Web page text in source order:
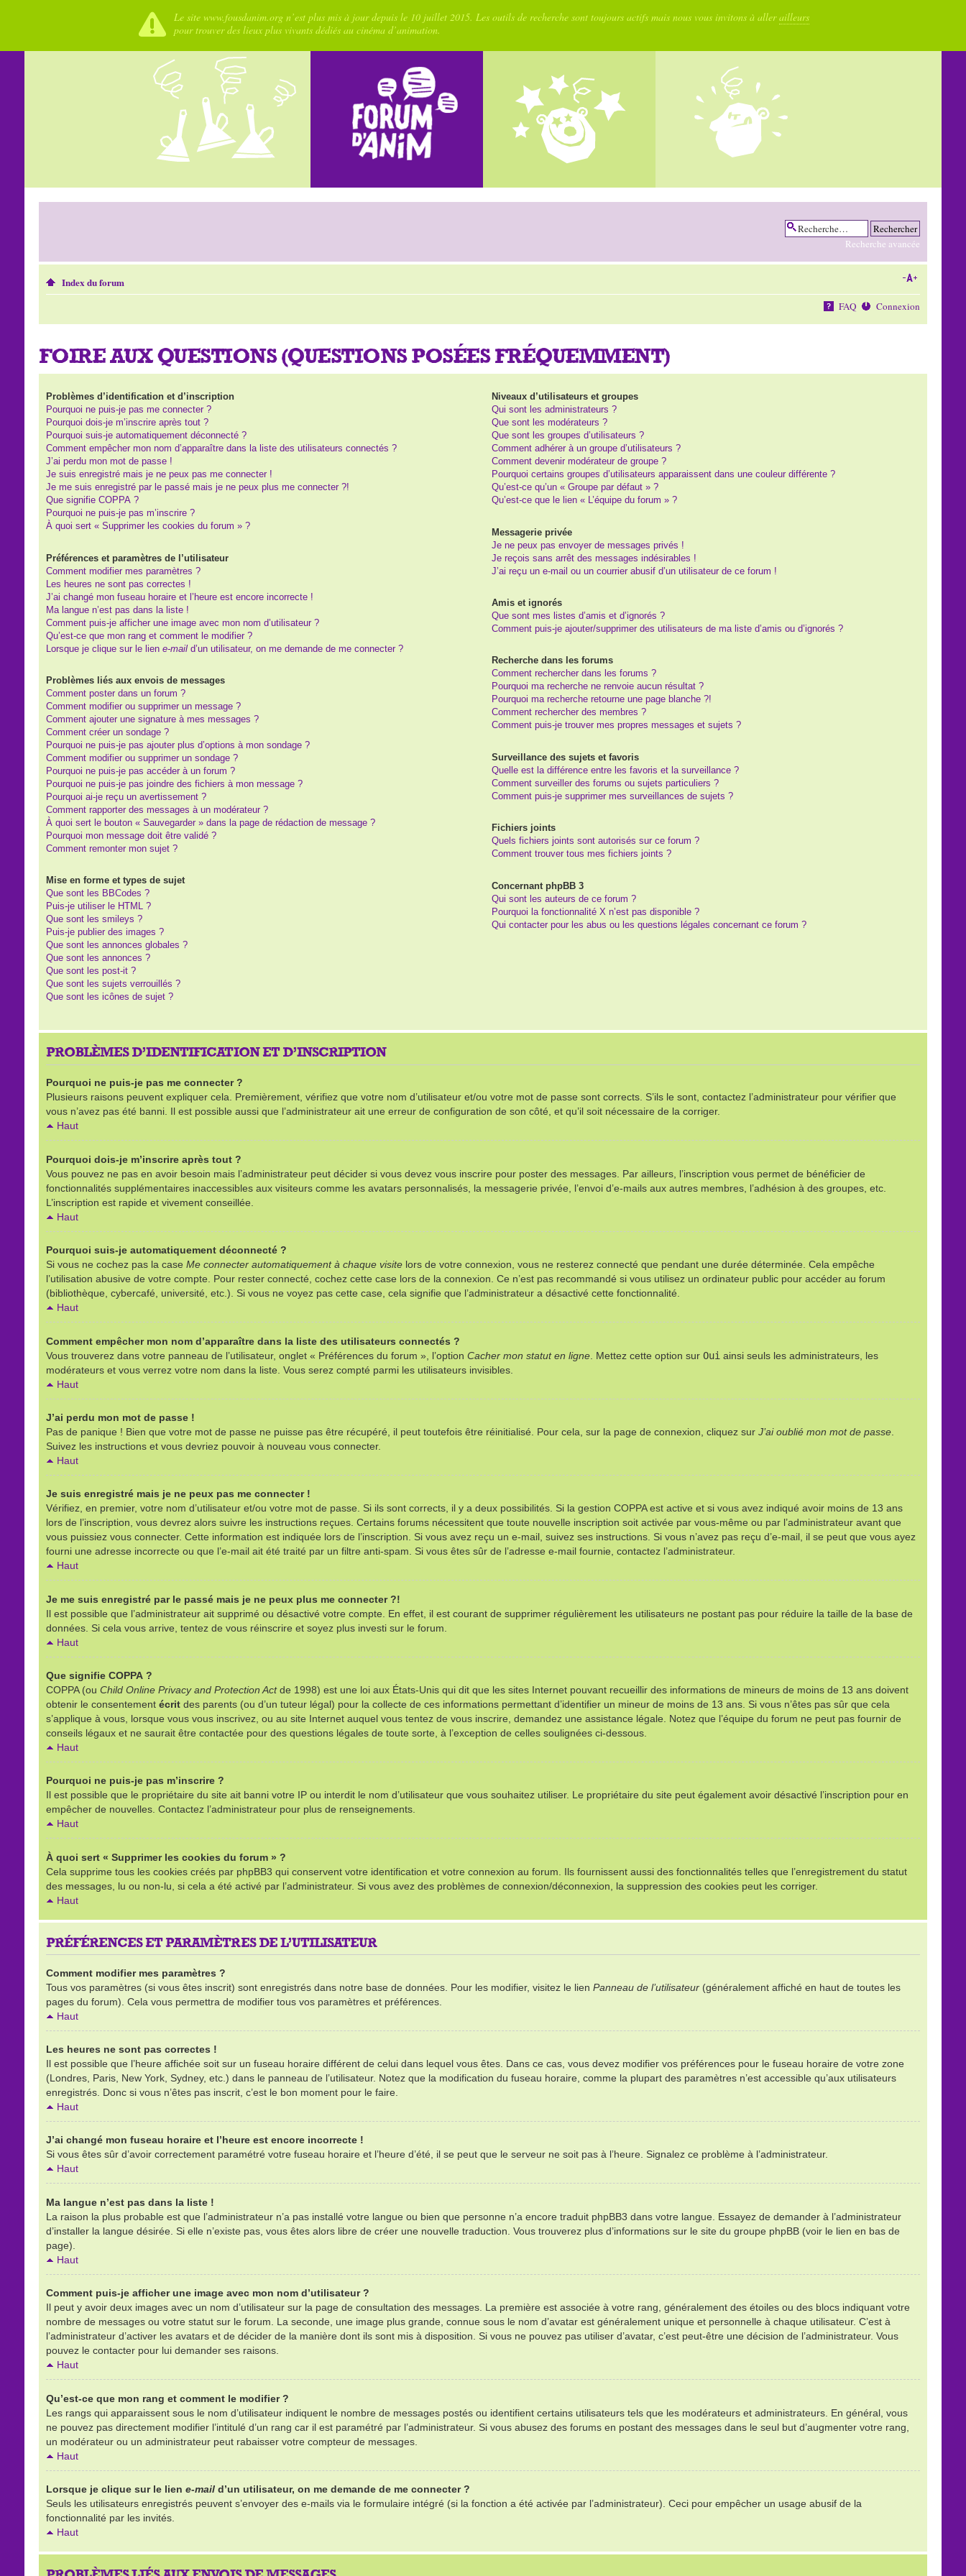
Le site www.fousdanim.org n’est plus mis à jour depuis le 10 juillet 2015. Les outils de recherche sont toujours actifs mais nous vous invitons à allerailleurs
pour trouver des lieux plus vivants dédiés au cinéma d’animation.
Recherche avancée
Index du forum
FAQ Connexion
FOIRE AUX QUESTIONS (QUESTIONS POSÉES FRÉQUEMMENT)
Problèmes d’identification et d’inscription
Pourquoi ne puis-je pas me connecter ?
Pourquoi dois-je m’inscrire après tout ?
Pourquoi suis-je automatiquement déconnecté ?
Comment empêcher mon nom d’apparaître dans la liste des utilisateurs connectés ?
J’ai perdu mon mot de passe !
Je suis enregistré mais je ne peux pas me connecter !
Je me suis enregistré par le passé mais je ne peux plus me connecter ?!
Que signifie COPPA ?
Pourquoi ne puis-je pas m’inscrire ?
À quoi sert « Supprimer les cookies du forum » ?
Préférences et paramètres de l’utilisateur
Comment modifier mes paramètres ?
Les heures ne sont pas correctes !
J’ai changé mon fuseau horaire et l’heure est encore incorrecte !
Ma langue n’est pas dans la liste !
Comment puis-je afficher une image avec mon nom d’utilisateur ?
Qu’est-ce que mon rang et comment le modifier ?
Lorsque je clique sur le lien e-maild’un utilisateur, on me demande de me connecter ?
Problèmes liés aux envois de messages
Comment poster dans un forum ?
Comment modifier ou supprimer un message ?
Comment ajouter une signature à mes messages ?
Comment créer un sondage ?
Pourquoi ne puis-je pas ajouter plus d’options à mon sondage ?
Comment modifier ou supprimer un sondage ?
Pourquoi ne puis-je pas accéder à un forum ?
Pourquoi ne puis-je pas joindre des fichiers à mon message ?
Pourquoi ai-je reçu un avertissement ?
Comment rapporter des messages à un modérateur ?
À quoi sert le bouton « Sauvegarder » dans la page de rédaction de message ?
Pourquoi mon message doit être validé ?
Comment remonter mon sujet ?
Mise en forme et types de sujet
Que sont les BBCodes ?
Puis-je utiliser le HTML ?
Que sont les smileys ?
Puis-je publier des images ?
Que sont les annonces globales ?
Que sont les annonces ?
Que sont les post-it ?
Que sont les sujets verrouillés ?
Que sont les icônes de sujet ?
Niveaux d’utilisateurs et groupes
Qui sont les administrateurs ?
Que sont les modérateurs ?
Que sont les groupes d’utilisateurs ?
Comment adhérer à un groupe d’utilisateurs ?
Comment devenir modérateur de groupe ?
Pourquoi certains groupes d’utilisateurs apparaissent dans une couleur différente ?
Qu’est-ce qu’un « Groupe par défaut » ?
Qu’est-ce que le lien « L’équipe du forum » ?
Messagerie privée
Je ne peux pas envoyer de messages privés !
Je reçois sans arrêt des messages indésirables !
J’ai reçu un e-mail ou un courrier abusif d’un utilisateur de ce forum !
Amis et ignorés
Que sont mes listes d’amis et d’ignorés ?
Comment puis-je ajouter/supprimer des utilisateurs de ma liste d’amis ou d’ignorés ?
Recherche dans les forums
Comment rechercher dans les forums ?
Pourquoi ma recherche ne renvoie aucun résultat ?
Pourquoi ma recherche retourne une page blanche ?!
Comment rechercher des membres ?
Comment puis-je trouver mes propres messages et sujets ?
Surveillance des sujets et favoris
Quelle est la différence entre les favoris et la surveillance ?
Comment surveiller des forums ou sujets particuliers ?
Comment puis-je supprimer mes surveillances de sujets ?
Fichiers joints
Quels fichiers joints sont autorisés sur ce forum ?
Comment trouver tous mes fichiers joints ?
Concernant phpBB 3
Qui sont les auteurs de ce forum ?
Pourquoi la fonctionnalité X n’est pas disponible ?
Qui contacter pour les abus ou les questions légales concernant ce forum ?
PROBLÈMES D’IDENTIFICATION ET D’INSCRIPTION
Pourquoi ne puis-je pas me connecter ?
Plusieurs raisons peuvent expliquer cela. Premièrement, vérifiez que votre nom d’utilisateur et/ou votre mot de passe sont corrects. S’ils le sont, contactez l’administrateur pour vérifier que
vous n’avez pas été banni. Il est possible aussi que l’administrateur ait une erreur de configuration de son côté, et qu’il soit nécessaire de la corriger.
Haut
Pourquoi dois-je m’inscrire après tout ?
Vous pouvez ne pas en avoir besoin mais l’administrateur peut décider si vous devez vous inscrire pour poster des messages. Par ailleurs, l’inscription vous permet de bénéficier de
fonctionnalités supplémentaires inaccessibles aux visiteurs comme les avatars personnalisés, la messagerie privée, l’envoi d’e-mails aux autres membres, l’adhésion à des groupes, etc.
L’inscription est rapide et vivement conseillée.
Haut
Pourquoi suis-je automatiquement déconnecté ?
Si vous ne cochez pas la case Me connecter automatiquement à chaque visitelors de votre connexion, vous ne resterez connecté que pendant une durée déterminée. Cela empêche
l’utilisation abusive de votre compte. Pour rester connecté, cochez cette case lors de la connexion. Ce n’est pas recommandé si vous utilisez un ordinateur public pour accéder au forum
(bibliothèque, cybercafé, université, etc.). Si vous ne voyez pas cette case, cela signifie que l’administrateur a désactivé cette fonctionnalité.
Haut
Comment empêcher mon nom d’apparaître dans la liste des utilisateurs connectés ?
Vous trouverez dans votre panneau de l’utilisateur, onglet « Préférences du forum », l’option Cacher mon statut en ligne. Mettez cette option sur Oui ainsi seuls les administrateurs, les
modérateurs et vous verrez votre nom dans la liste. Vous serez compté parmi les utilisateurs invisibles.
Haut
J’ai perdu mon mot de passe !
Pas de panique ! Bien que votre mot de passe ne puisse pas être récupéré, il peut toutefois être réinitialisé. Pour cela, sur la page de connexion, cliquez sur J’ai oublié mon mot de passe.
Suivez les instructions et vous devriez pouvoir à nouveau vous connecter.
Haut
Je suis enregistré mais je ne peux pas me connecter !
Vérifiez, en premier, votre nom d’utilisateur et/ou votre mot de passe. Si ils sont corrects, il y a deux possibilités. Si la gestion COPPA est active et si vous avez indiqué avoir moins de 13 ans
lors de l’inscription, vous devrez alors suivre les instructions reçues. Certains forums nécessitent que toute nouvelle inscription soit activée par vous-même ou par l’administrateur avant que
vous puissiez vous connecter. Cette information est indiquée lors de l’inscription. Si vous avez reçu un e-mail, suivez ses instructions. Si vous n’avez pas reçu d’e-mail, il se peut que vous ayez
fourni une adresse incorrecte ou que l’e-mail ait été traité par un filtre anti-spam. Si vous êtes sûr de l’adresse e-mail fournie, contactez l’administrateur.
Haut
Je me suis enregistré par le passé mais je ne peux plus me connecter ?!
Il est possible que l’administrateur ait supprimé ou désactivé votre compte. En effet, il est courant de supprimer régulièrement les utilisateurs ne postant pas pour réduire la taille de la base de
données. Si cela vous arrive, tentez de vous réinscrire et soyez plus investi sur le forum.
Haut
Que signifie COPPA ?
COPPA (ou Child Online Privacy and Protection Actde 1998) est une loi aux États-Unis qui dit que les sites Internet pouvant recueillir des informations de mineurs de moins de 13 ans doivent
obtenir le consentement écritdes parents (ou d’un tuteur légal) pour la collecte de ces informations permettant d’identifier un mineur de moins de 13 ans. Si vous n’êtes pas sûr que cela
s’applique à vous, lorsque vous vous inscrivez, ou au site Internet auquel vous tentez de vous inscrire, demandez une assistance légale. Notez que l’équipe du forum ne peut pas fournir de
conseils légaux et ne saurait être contactée pour des questions légales de toute sorte, à l’exception de celles soulignées ci-dessous.
Haut
Pourquoi ne puis-je pas m’inscrire ?
Il est possible que le propriétaire du site ait banni votre IP ou interdit le nom d’utilisateur que vous souhaitez utiliser. Le propriétaire du site peut également avoir désactivé l’inscription pour en
empêcher de nouvelles. Contactez l’administrateur pour plus de renseignements.
Haut
À quoi sert « Supprimer les cookies du forum » ?
Cela supprime tous les cookies créés par phpBB3 qui conservent votre identification et votre connexion au forum. Ils fournissent aussi des fonctionnalités telles que l’enregistrement du statut
des messages, lu ou non-lu, si cela a été activé par l’administrateur. Si vous avez des problèmes de connexion/déconnexion, la suppression des cookies peut les corriger.
Haut
PRÉFÉRENCES ET PARAMÈTRES DE L’UTILISATEUR
Comment modifier mes paramètres ?
Tous vos paramètres (si vous êtes inscrit) sont enregistrés dans notre base de données. Pour les modifier, visitez le lien Panneau de l’utilisateur(généralement affiché en haut de toutes les
pages du forum). Cela vous permettra de modifier tous vos paramètres et préférences.
Haut
Les heures ne sont pas correctes !
Il est possible que l’heure affichée soit sur un fuseau horaire différent de celui dans lequel vous êtes. Dans ce cas, vous devez modifier vos préférences pour le fuseau horaire de votre zone
(Londres, Paris, New York, Sydney, etc.) dans le panneau de l’utilisateur. Notez que la modification du fuseau horaire, comme la plupart des paramètres n’est accessible qu’aux utilisateurs
enregistrés. Donc si vous n’êtes pas inscrit, c’est le bon moment pour le faire.
Haut
J’ai changé mon fuseau horaire et l’heure est encore incorrecte !
Si vous êtes sûr d’avoir correctement paramétré votre fuseau horaire et l’heure d’été, il se peut que le serveur ne soit pas à l’heure. Signalez ce problème à l’administrateur.
Haut
Ma langue n’est pas dans la liste !
La raison la plus probable est que l’administrateur n’a pas installé votre langue ou bien que personne n’a encore traduit phpBB3 dans votre langue. Essayez de demander à l’administrateur
d’installer la langue désirée. Si elle n’existe pas, vous êtes alors libre de créer une nouvelle traduction. Vous trouverez plus d’informations sur le site du groupe phpBB (voir le lien en bas de
page).
Haut
Comment puis-je afficher une image avec mon nom d’utilisateur ?
Il peut y avoir deux images avec un nom d’utilisateur sur la page de consultation des messages. La première est associée à votre rang, généralement des étoiles ou des blocs indiquant votre
nombre de messages ou votre statut sur le forum. La seconde, une image plus grande, connue sous le nom d’avatar est généralement unique et personnelle à chaque utilisateur. C’est à
l’administrateur d’activer les avatars et de décider de la manière dont ils sont mis à disposition. Si vous ne pouvez pas utiliser d’avatar, c’est peut-être une décision de l’administrateur. Vous
pouvez le contacter pour lui demander ses raisons.
Haut
Qu’est-ce que mon rang et comment le modifier ?
Les rangs qui apparaissent sous le nom d’utilisateur indiquent le nombre de messages postés ou identifient certains utilisateurs tels que les modérateurs et administrateurs. En général, vous
ne pouvez pas directement modifier l’intitulé d’un rang car il est paramétré par l’administrateur. Si vous abusez des forums en postant des messages dans le seul but d’augmenter votre rang,
un modérateur ou un administrateur peut rabaisser votre compteur de messages.
Haut
Lorsque je clique sur le lien e-maild’un utilisateur, on me demande de me connecter ?
Seuls les utilisateurs enregistrés peuvent s’envoyer des e-mails via le formulaire intégré (si la fonction a été activée par l’administrateur). Ceci pour empêcher un usage abusif de la
fonctionnalité par les invités.
Haut